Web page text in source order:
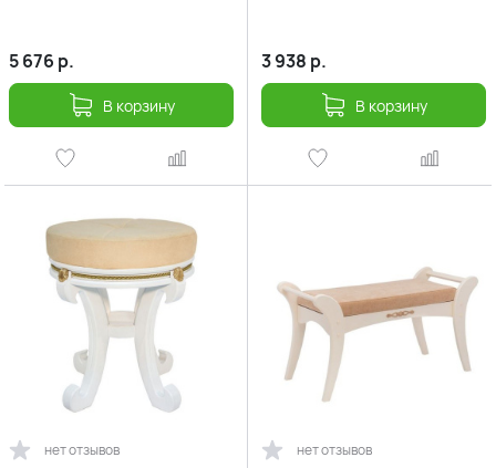
5 676 р.
В корзину
3 938 р.
В корзину
нет отзывов нет отзывов